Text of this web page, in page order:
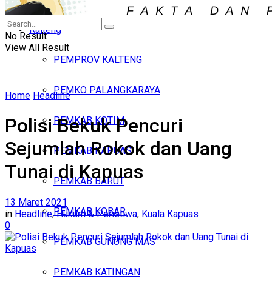
Iklan
Kamis, Agustus 6, 2026
Kalteng
PEMPROV KALTENG
PEMKO PALANGKARAYA
PEMKAB KOTIM
PEMKAB KAPUAS
PEMKAB BARUT
PEMKAB KOBAR
PEMKAB GUNUNG MAS
PEMKAB KATINGAN
No Result
View All Result
Home Headline
Polisi Bekuk Pencuri
Sejumlah Rokok dan Uang
Tunai di Kapuas
13 Maret 2021
in Headline,Hukum & Peristiwa, Kuala Kapuas
0